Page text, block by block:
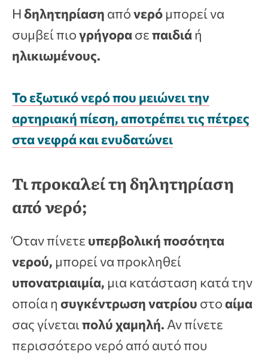
Ηδηλητηρίαση απόνερό μπορεί να
συμβεί πιογρήγορασεπαιδιά ή
ηλικιωμένους.
Το εξωτικό νερό που μειώνει την
αρτηριακή πίεση, αποτρέπει τις πέτρες
στα νεφρά και ενυδατώνει
Τι προκαλεί τη δηλητηρίαση
από νερό;
Όταν πίνετε υπερβολική ποσότητα
νερού, μπορεί να προκληθεί
υπονατριαιμία, μια κατάσταση κατά την
οποία η συγκέντρωση νατρίου στοαίμα
σας γίνεταιπολύ χαμηλή. Αν πίνετε
περισσότερο νερό από αυτό που